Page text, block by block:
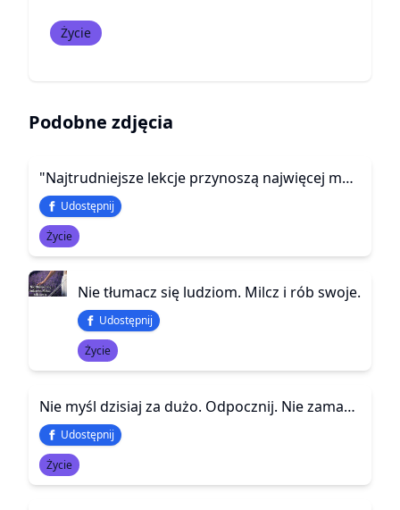
Życie
Podobne zdjęcia
"Najtrudniejsze lekcje przynoszą najwięcej mądrości"
Udostępnij
Życie
Nie tłumacz się ludziom. Milcz i rób swoje.
Udostępnij
Życie
Nie myśl dzisiaj za dużo. Odpocznij. Nie zamartwiaj się na przyszłość. Nie wygrasz z tym, na co nie masz wpływu. Po co się z koniem kopać? Po co drapać pazurami w ścianę. Spokojnie. Lepiej złapać zdrowy dystans. Lepiej spojrzeć w niebo. Widzisz? Weź głębo
Udostępnij
Życie